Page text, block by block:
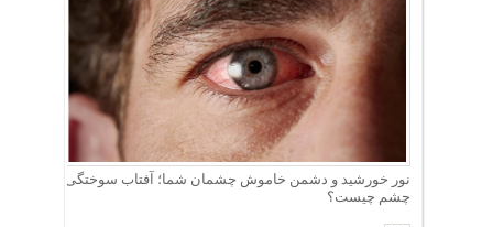
نور خورشید و دشمن خاموش چشمان شما؛ آفتاب سوختگی
چشم چیست؟